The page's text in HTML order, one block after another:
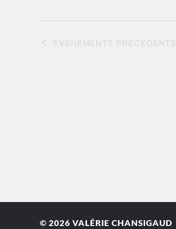
ÉVÈNEMENTS PRÉCÉDENTS
© 2026 VALÉRIE CHANSIGAUD